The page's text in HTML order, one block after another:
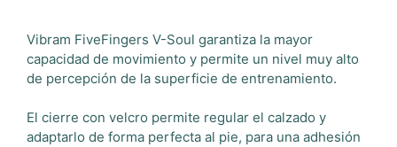
Vibram FiveFingers V-Soul garantiza la mayor
capacidad de movimiento y permite un nivel muy alto
de percepción de la superficie de entrenamiento.
El cierre con velcro permite regular el calzado y
adaptarlo de forma perfecta al pie, para una adhesión